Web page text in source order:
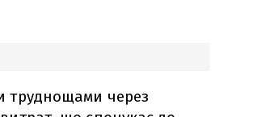
труднощами через